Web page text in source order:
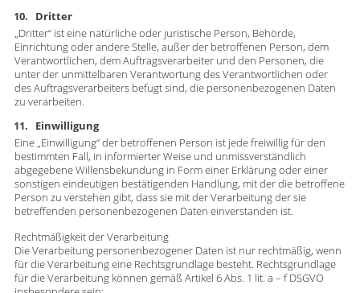
10. Dritter
„Dritter“ ist eine natürliche oder juristische Person, Behörde,
Einrichtung oder andere Stelle, außer der betroffenen Person, dem
Verantwortlichen, dem Auftragsverarbeiter und den Personen, die
unter der unmittelbaren Verantwortung des Verantwortlichen oder
des Auftragsverarbeiters befugt sind, die personenbezogenen Daten
zu verarbeiten.
11. Einwilligung
Eine „Einwilligung“ der betroffenen Person ist jede freiwillig für den
bestimmten Fall, in informierter Weise und unmissverständlich
abgegebene Willensbekundung in Form einer Erklärung oder einer
sonstigen eindeutigen bestätigenden Handlung, mit der die betroffene
Person zu verstehen gibt, dass sie mit der Verarbeitung der sie
betreffenden personenbezogenen Daten einverstanden ist.
Rechtmäßigkeit der Verarbeitung
Die Verarbeitung personenbezogener Daten ist nur rechtmäßig, wenn
für die Verarbeitung eine Rechtsgrundlage besteht. Rechtsgrundlage
für die Verarbeitung können gemäß Artikel 6 Abs. 1 lit. a – f DSGVO